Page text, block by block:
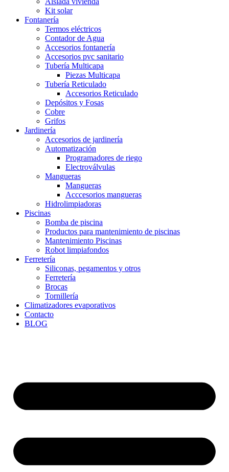
Kit solar
Fontanería
Termos eléctricos
Contador de Agua
Accesorios fontanería
Accesorios pvc sanitario
Tubería Multicapa
Piezas Multicapa
Tubería Reticulado
Accesorios Reticulado
Depósitos y Fosas
Cobre
Grifos
Jardinería
Accesorios de jardinería
Automatización
Programadores de riego
Electroválvulas
Mangueras
Mangueras
Acccesorios mangueras
Hidrolimpiadoras
Piscinas
Bomba de piscina
Productos para mantenimiento de piscinas
Mantenimiento Piscinas
Robot limpiafondos
Ferretería
Siliconas, pegamentos y otros
Ferretería
Brocas
Tornillería
Climatizadores evaporativos
Contacto
BLOG